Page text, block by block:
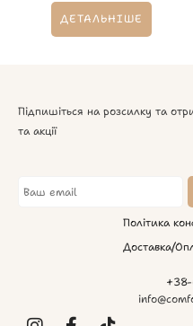
ДЕТАЛЬНІШЕ
Підпишіться на розсилку та
та акції
Політика
Доставка/
+38-